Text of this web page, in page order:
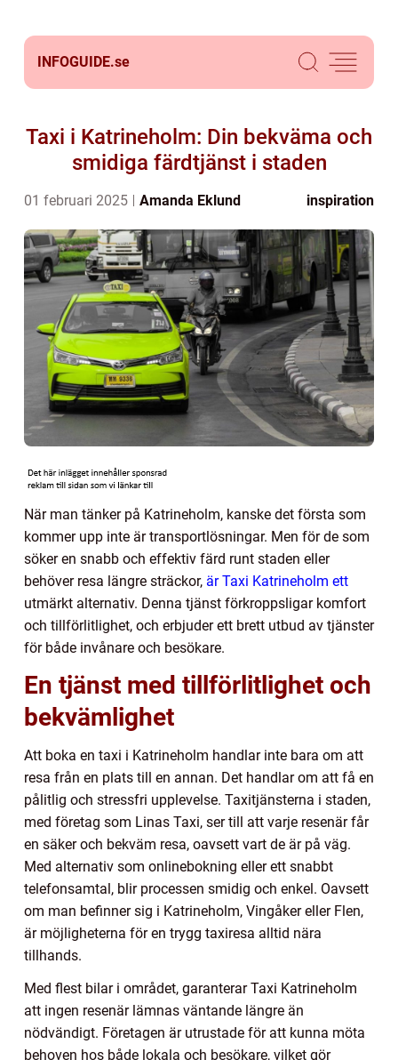
INFOGUIDE.se
Taxi i Katrineholm: Din bekväma och
smidiga färdtjänst i staden
01 februari 2025 Amanda Eklund inspiration
När man tänker på Katrineholm, kanske det första som
kommer upp inte är transportlösningar. Men för de som
söker en snabb och effektiv färd runt staden eller
behöver resa längre sträckor, är Taxi Katrineholm ett
utmärkt alternativ. Denna tjänst förkroppsligar komfort
och tillförlitlighet, och erbjuder ett brett utbud av tjänster
för både invånare och besökare.
En tjänst med tillförlitlighet och
bekvämlighet
Att boka en taxi i Katrineholm handlar inte bara om att
resa från en plats till en annan. Det handlar om att få en
pålitlig och stressfri upplevelse. Taxitjänsterna i staden,
med företag som Linas Taxi, ser till att varje resenär får
en säker och bekväm resa, oavsett vart de är på väg.
Med alternativ som onlinebokning eller ett snabbt
telefonsamtal, blir processen smidig och enkel. Oavsett
om man befinner sig i Katrineholm, Vingåker eller Flen,
är möjligheterna för en trygg taxiresa alltid nära
tillhands.
Med flest bilar i området, garanterar Taxi Katrineholm
att ingen resenär lämnas väntande längre än
nödvändigt. Företagen är utrustade för att kunna möta
behoven hos både lokala och besökare, vilket gör